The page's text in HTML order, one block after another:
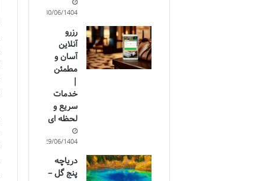
30/06/1404
رزرو
آنلاین
آسان و
مطمئن
|
خدمات
سریع و
لحظه ای
29/06/1404
دریاچه
پنج گل –